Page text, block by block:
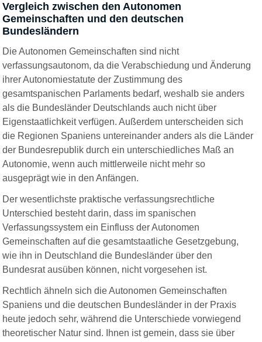
Vergleich zwischen den Autonomen
Gemeinschaften und den deutschen
Bundesländern
Die Autonomen Gemeinschaften sind nicht
verfassungsautonom, da die Verabschiedung und Änderung
ihrer Autonomiestatute der Zustimmung des
gesamtspanischen Parlaments bedarf, weshalb sie anders
als die Bundesländer Deutschlands auch nicht über
Eigenstaatlichkeit verfügen. Außerdem unterscheiden sich
die Regionen Spaniens untereinander anders als die Länder
der Bundesrepublik durch ein unterschiedliches Maß an
Autonomie, wenn auch mittlerweile nicht mehr so
ausgeprägt wie in den Anfängen.
Der wesentlichste praktische verfassungsrechtliche
Unterschied besteht darin, dass im spanischen
Verfassungssystem ein Einfluss der Autonomen
Gemeinschaften auf die gesamtstaatliche Gesetzgebung,
wie ihn in Deutschland die Bundesländer über den
Bundesrat ausüben können, nicht vorgesehen ist.
Rechtlich ähneln sich die Autonomen Gemeinschaften
Spaniens und die deutschen Bundesländer in der Praxis
heute jedoch sehr, während die Unterschiede vorwiegend
theoretischer Natur sind. Ihnen ist gemein, dass sie über